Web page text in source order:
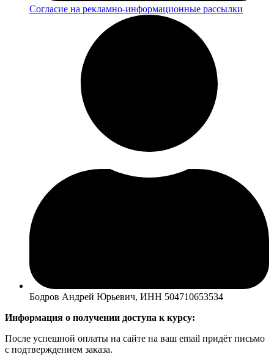
Согласие на рекламно-информационные рассылки
Бодров Андрей Юрьевич, ИНН 504710653534
Информация о получении доступа к курсу:
После успешной оплаты на сайте на ваш email придёт письмо
с подтверждением заказа.